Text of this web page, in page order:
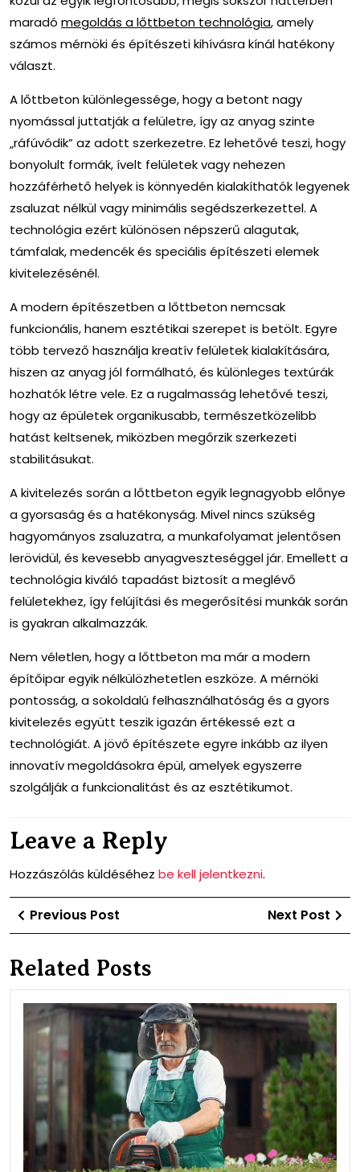
maradó megoldás a lőttbeton technológia, amely
számos mérnöki és építészeti kihívásra kínál hatékony
választ.
A lőttbeton különlegessége, hogy a betont nagy
nyomással juttatják a felületre, így az anyag szinte
„ráfúvódik” az adott szerkezetre. Ez lehetővé teszi, hogy
bonyolult formák, ívelt felületek vagy nehezen
hozzáférhető helyek is könnyedén kialakíthatók legyenek
zsaluzat nélkül vagy minimális segédszerkezettel. A
technológia ezért különösen népszerű alagutak,
támfalak, medencék és speciális építészeti elemek
kivitelezésénél.
A modern építészetben a lőttbeton nemcsak
funkcionális, hanem esztétikai szerepet is betölt. Egyre
több tervező használja kreatív felületek kialakítására,
hiszen az anyag jól formálható, és különleges textúrák
hozhatók létre vele. Ez a rugalmasság lehetővé teszi,
hogy az épületek organikusabb, természetközelibb
hatást keltsenek, miközben megőrzik szerkezeti
stabilitásukat.
A kivitelezés során a lőttbeton egyik legnagyobb előnye
a gyorsaság és a hatékonyság. Mivel nincs szükség
hagyományos zsaluzatra, a munkafolyamat jelentősen
lerövidül, és kevesebb anyagveszteséggel jár. Emellett a
technológia kiváló tapadást biztosít a meglévő
felületekhez, így felújítási és megerősítési munkák során
is gyakran alkalmazzák.
Nem véletlen, hogy a lőttbeton ma már a modern
építőipar egyik nélkülözhetetlen eszköze. A mérnöki
pontosság, a sokoldalú felhasználhatóság és a gyors
kivitelezés együtt teszik igazán értékessé ezt a
technológiát. A jövő építészete egyre inkább az ilyen
innovatív megoldásokra épül, amelyek egyszerre
szolgálják a funkcionalitást és az esztétikumot.
Leave a Reply
Hozzászólás küldéséhez be kell jelentkezni.
Bejegyzés
navigáció
Previous Post
Post
Next Post
Related Posts
a